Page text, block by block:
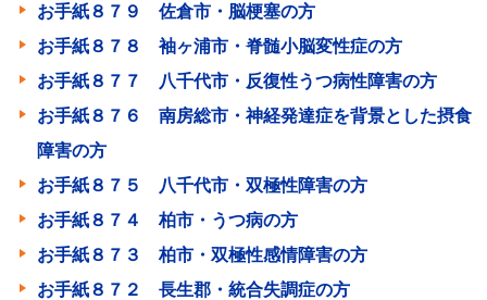
お手紙８７９ 佐倉市・脳梗塞の方
お手紙８７８ 袖ヶ浦市・脊髄小脳変性症の方
お手紙８７７ 八千代市・反復性うつ病性障害の方
お手紙８７６ 南房総市・神経発達症を背景とした摂食
障害の方
お手紙８７５ 八千代市・双極性障害の方
お手紙８７４ 柏市・うつ病の方
お手紙８７３ 柏市・双極性感情障害の方
お手紙８７２ 長生郡・統合失調症の方